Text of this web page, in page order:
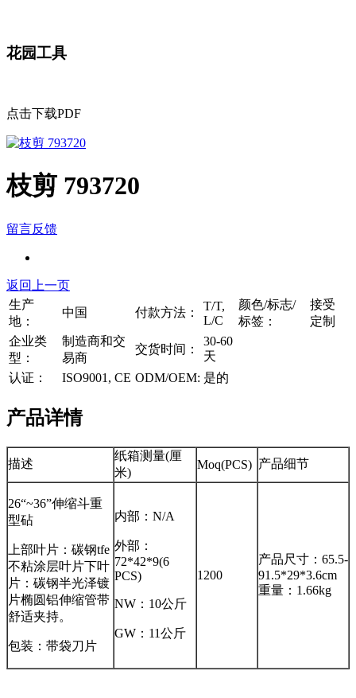
花园工具
点击下载PDF
枝剪 793720
留言反馈
返回上一页
生产
地：
中国 付款方法：
T/T,
L/C
颜色/标志/
标签：
接受
定制
企业类
型：
制造商和交
易商
交货时间：
30-60
天
认证：
ISO9001, CE ODM/OEM: 是的
产品详情
描述
纸箱测量(厘
米)
Moq(PCS) 产品细节
26“~36”伸缩斗重
型砧
上部叶片：碳钢tfe
不粘涂层叶片下叶
片：碳钢半光泽镀
片椭圆铝伸缩管带
舒适夹持。
包装：带袋刀片
内部：N/A
外部：
72*42*9(6
PCS)
NW：10公斤
GW：11公斤
1200
产品尺寸：65.5-
91.5*29*3.6cm
重量：1.66kg